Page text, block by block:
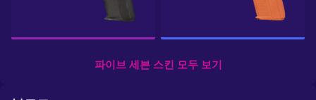
파이브 세븐 스킨 모두 보기